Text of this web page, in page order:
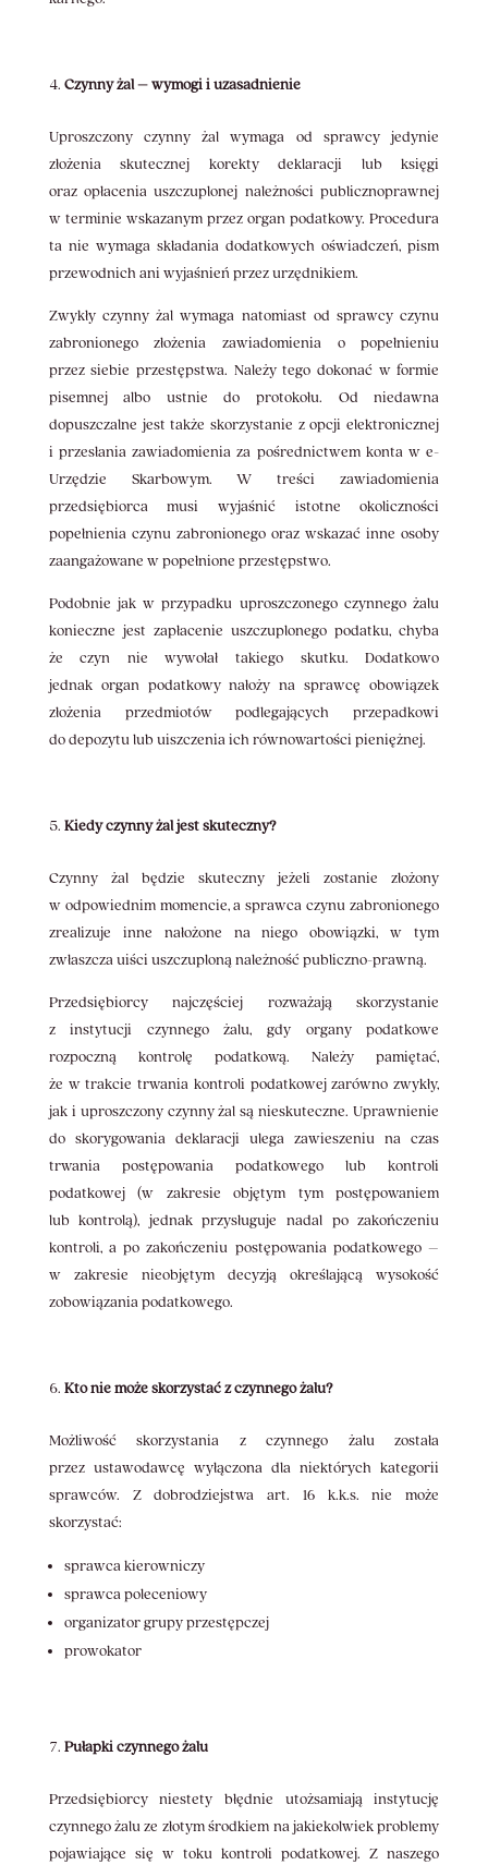
Czynny żal – wymogi i uzasadnienie
Uproszczony czynny żal wymaga od sprawcy jedynie
złożenia skutecznej korekty deklaracji lub księgi
oraz opłacenia uszczuplonej należności publicznoprawnej
w terminie wskazanym przez organ podatkowy. Procedura
ta nie wymaga składania dodatkowych oświadczeń, pism
przewodnich ani wyjaśnień przez urzędnikiem.
Zwykły czynny żal wymaga natomiast od sprawcy czynu
zabronionego złożenia zawiadomienia o popełnieniu
przez siebie przestępstwa. Należy tego dokonać w formie
pisemnej albo ustnie do protokołu. Od niedawna
dopuszczalne jest także skorzystanie z opcji elektronicznej
i przesłania zawiadomienia za pośrednictwem konta w e-
Urzędzie Skarbowym. W treści zawiadomienia
przedsiębiorca musi wyjaśnić istotne okoliczności
popełnienia czynu zabronionego oraz wskazać inne osoby
zaangażowane w popełnione przestępstwo.
Podobnie jak w przypadku uproszczonego czynnego żalu
konieczne jest zapłacenie uszczuplonego podatku, chyba
że czyn nie wywołał takiego skutku. Dodatkowo
jednak organ podatkowy nałoży na sprawcę obowiązek
złożenia przedmiotów podlegających przepadkowi
do depozytu lub uiszczenia ich równowartości pieniężnej.
Kiedy czynny żal jest skuteczny?
Czynny żal będzie skuteczny jeżeli zostanie złożony
w odpowiednim momencie, a sprawca czynu zabronionego
zrealizuje inne nałożone na niego obowiązki, w tym
zwłaszcza uiści uszczuploną należność publiczno-prawną.
Przedsiębiorcy najczęściej rozważają skorzystanie
z instytucji czynnego żalu, gdy organy podatkowe
rozpoczną kontrolę podatkową. Należy pamiętać,
że w trakcie trwania kontroli podatkowej zarówno zwykły,
jak i uproszczony czynny żal są nieskuteczne. Uprawnienie
do skorygowania deklaracji ulega zawieszeniu na czas
trwania postępowania podatkowego lub kontroli
podatkowej (w zakresie objętym tym postępowaniem
lub kontrolą), jednak przysługuje nadal po zakończeniu
kontroli, a po zakończeniu postępowania podatkowego –
w zakresie nieobjętym decyzją określającą wysokość
zobowiązania podatkowego.
Kto nie może skorzystać z czynnego żalu?
Możliwość skorzystania z czynnego żalu została
przez ustawodawcę wyłączona dla niektórych kategorii
sprawców. Z dobrodziejstwa art. 16 k.k.s. nie może
skorzystać:
sprawca kierowniczy
sprawca poleceniowy
organizator grupy przestępczej
prowokator
Pułapki czynnego żalu
Przedsiębiorcy niestety błędnie utożsamiają instytucję
czynnego żalu ze złotym środkiem na jakiekolwiek problemy
pojawiające się w toku kontroli podatkowej. Z naszego